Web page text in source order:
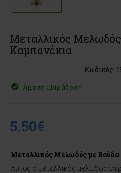
Μεταλλικός
Καμπανάκια
Κωδικός:
Άμεση Παράδοση
5.50€
Μεταλλικός Μελωδός με
Αυτός ο μεταλλικός μελωδός